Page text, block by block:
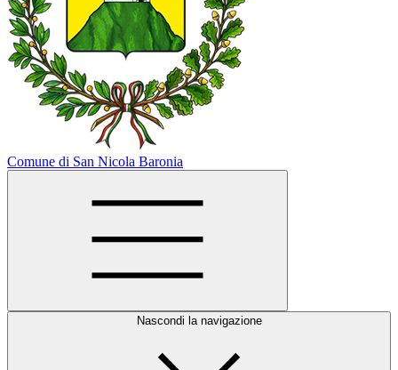
Comune di San Nicola Baronia
Nascondi la navigazione